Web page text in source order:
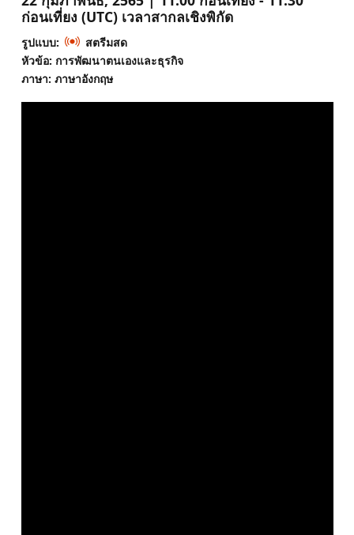
ก่อนเที่ยง (UTC) เวลาสากลเชิงพิกัด
รูปแบบ:
สตรีมสด
หัวข้อ: การพัฒนาตนเองและธุรกิจ
ภาษา: ภาษาอังกฤษ